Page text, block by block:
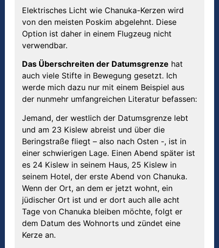
Elektrisches Licht wie Chanuka-Kerzen wird
von den meisten Poskim abgelehnt. Diese
Option ist daher in einem Flugzeug nicht
verwendbar.
Das Überschreiten der Datumsgrenze hat
auch viele Stifte in Bewegung gesetzt. Ich
werde mich dazu nur mit einem Beispiel aus
der nunmehr umfangreichen Literatur befassen:
Jemand, der westlich der Datumsgrenze lebt
und am 23 Kislew abreist und über die
Beringstraße fliegt – also nach Osten -, ist in
einer schwierigen Lage. Einen Abend später ist
es 24 Kislew in seinem Haus, 25 Kislew in
seinem Hotel, der erste Abend von Chanuka.
Wenn der Ort, an dem er jetzt wohnt, ein
jüdischer Ort ist und er dort auch alle acht
Tage von Chanuka bleiben möchte, folgt er
dem Datum des Wohnorts und zündet eine
Kerze an.